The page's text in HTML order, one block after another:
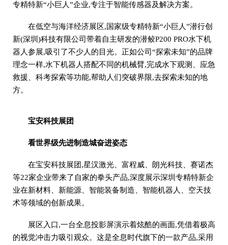
专精特新“小巨人”企业,专注于智能传感器及解决方案。
在低空与海洋经济展区,国家级专精特新“小巨人”潜行创
新(深圳)科技有限公司带着自主研发的潜鲛P200 PRO水下机
器人参展,吸引了不少人的目光。正如公司“探索未知”的品牌
理念一样,水下机器人搭配不同的机械臂,完成水下观测、应急
救援、科考探索等功能,帮助人们突破界限,去探索未知的地
方。
宝安科技展团
看世界级先进制造城奋进姿态
在宝安科技展团,星汉激光、富程威、朗光科技、赛诺杰
等22家企业带来了自家的拳头产品,深度展示深圳专精特新企
业在新材料、新能源、智能装备制造、智能机器人、空天技
术等领域的创新成果。
展区入口,一台全息投影屏演示着炫酷的画面,凭借着极高
的视觉冲击力吸引观众。这是全息时代旗下的一款产品,采用